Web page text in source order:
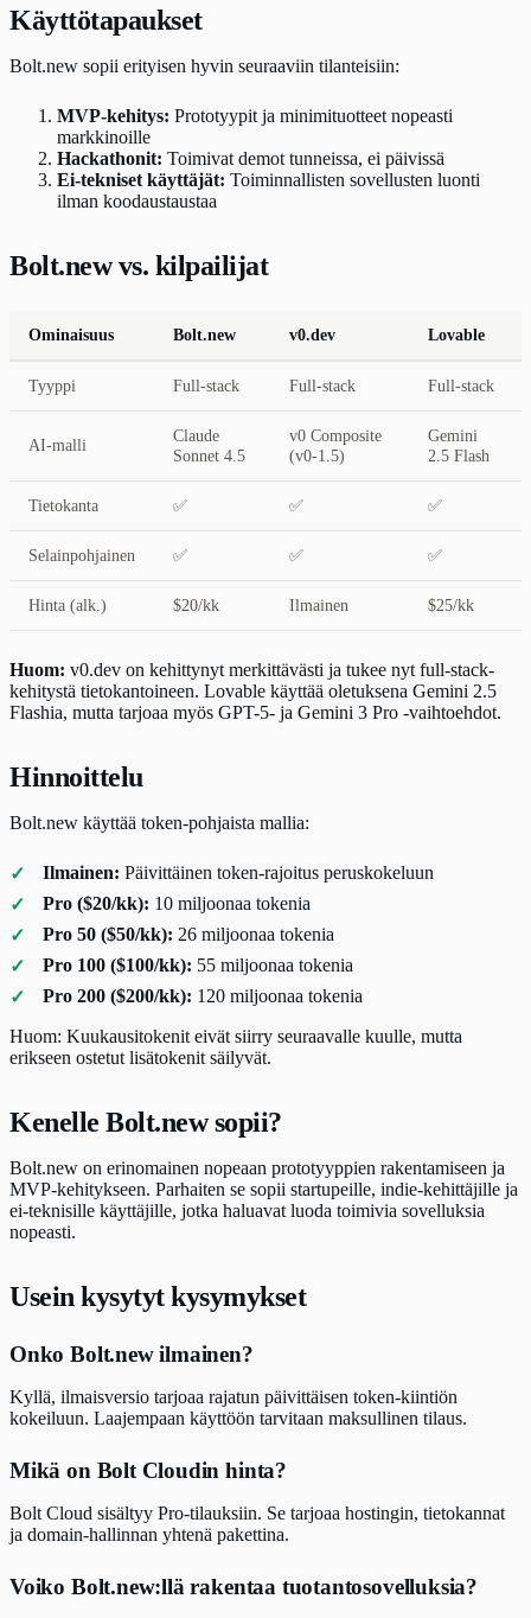
Käyttötapaukset
Bolt.new sopii erityisen hyvin seuraaviin tilanteisiin:
MVP-kehitys: Prototyypit ja minimituotteet nopeasti
markkinoille
Hackathonit: Toimivat demot tunneissa, ei päivissä
Ei-tekniset käyttäjät: Toiminnallisten sovellusten luonti
ilman koodaustaustaa
Bolt.new vs. kilpailijat
Ominaisuus Bolt.new v0.dev Lovable
Tyyppi Full-stack Full-stack Full-stack
AI-malli
Claude
Sonnet 4.5
v0 Composite
(v0-1.5)
Gemini
2.5 Flash
Tietokanta ✅ ✅ ✅
Selainpohjainen ✅ ✅ ✅
Hinta (alk.) $20/kk Ilmainen $25/kk
Huom: v0.dev on kehittynyt merkittävästi ja tukee nyt full-stack-
kehitystä tietokantoineen. Lovable käyttää oletuksena Gemini 2.5
Flashia, mutta tarjoaa myös GPT-5- ja Gemini 3 Pro -vaihtoehdot.
Hinnoittelu
Bolt.new käyttää token-pohjaista mallia:
Ilmainen: Päivittäinen token-rajoitus peruskokeluun
Pro ($20/kk): 10 miljoonaa tokenia
Pro 50 ($50/kk): 26 miljoonaa tokenia
Pro 100 ($100/kk): 55 miljoonaa tokenia
Pro 200 ($200/kk): 120 miljoonaa tokenia
Huom: Kuukausitokenit eivät siirry seuraavalle kuulle, mutta
erikseen ostetut lisätokenit säilyvät.
Kenelle Bolt.new sopii?
Bolt.new on erinomainen nopeaan prototyyppien rakentamiseen ja
MVP-kehitykseen. Parhaiten se sopii startupeille, indie-kehittäjille ja
ei-teknisille käyttäjille, jotka haluavat luoda toimivia sovelluksia
nopeasti.
Usein kysytyt kysymykset
Onko Bolt.new ilmainen?
Kyllä, ilmaisversio tarjoaa rajatun päivittäisen token-kiintiön
kokeiluun. Laajempaan käyttöön tarvitaan maksullinen tilaus.
Mikä on Bolt Cloudin hinta?
Bolt Cloud sisältyy Pro-tilauksiin. Se tarjoaa hostingin, tietokannat
ja domain-hallinnan yhtenä pakettina.
Voiko Bolt.new:llä rakentaa tuotantosovelluksia?